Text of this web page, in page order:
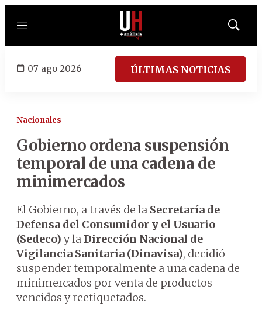
Menú
Mostrar
07 ago 2026 ÚLTIMAS NOTICIAS
Nacionales
Gobierno ordena suspensión
temporal de una cadena de
minimercados
El Gobierno, a través de la Secretaría de
Defensa del Consumidor y el Usuario
(Sedeco) y laDirección Nacional de
Vigilancia Sanitaria (Dinavisa), decidió
suspender temporalmente a una cadena de
minimercados por venta de productos
vencidos y reetiquetados.